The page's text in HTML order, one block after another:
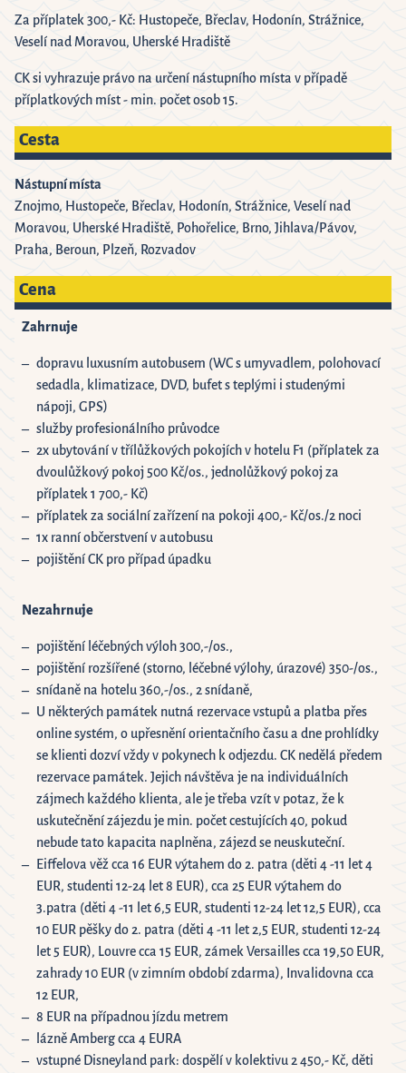
Za příplatek 300,- Kč: Hustopeče, Břeclav, Hodonín, Strážnice,
Veselí nad Moravou, Uherské Hradiště
CK si vyhrazuje právo na určení nástupního místa v případě
příplatkových míst - min. počet osob 15.
Cesta
Nástupní místa
Znojmo, Hustopeče, Břeclav, Hodonín, Strážnice, Veselí nad
Moravou, Uherské Hradiště, Pohořelice, Brno, Jihlava/Pávov,
Praha, Beroun, Plzeň, Rozvadov
Cena
Zahrnuje
dopravu luxusním autobusem (WC s umyvadlem, polohovací
sedadla, klimatizace, DVD, bufet s teplými i studenými
nápoji, GPS)
služby profesionálního průvodce
2x ubytování v třílůžkových pokojích v hotelu F1 (příplatek za
dvoulůžkový pokoj 500 Kč/os., jednolůžkový pokoj za
příplatek 1 700,- Kč)
příplatek za sociální zařízení na pokoji 400,- Kč/os./2 noci
1x ranní občerstvení v autobusu
pojištění CK pro případ úpadku
Nezahrnuje
pojištění léčebných výloh 300,-/os.,
pojištění rozšířené (storno, léčebné výlohy, úrazové) 350-/os.,
snídaně na hotelu 360,-/os., 2 snídaně,
U některých památek nutná rezervace vstupů a platba přes
online systém, o upřesnění orientačního času a dne prohlídky
se klienti dozví vždy v pokynech k odjezdu. CK nedělá předem
rezervace památek. Jejich návštěva je na individuálních
zájmech každého klienta, ale je třeba vzít v potaz, že k
uskutečnění zájezdu je min. počet cestujících 40, pokud
nebude tato kapacita naplněna, zájezd se neuskuteční.
Eiffelova věž cca 16 EUR výtahem do 2. patra (děti 4 -11 let 4
EUR, studenti 12-24 let 8 EUR), cca 25 EUR výtahem do
3.patra (děti 4 -11 let 6,5 EUR, studenti 12-24 let 12,5 EUR), cca
10 EUR pěšky do 2. patra (děti 4 -11 let 2,5 EUR, studenti 12-24
let 5 EUR), Louvre cca 15 EUR, zámek Versailles cca 19,50 EUR,
zahrady 10 EUR (v zimním období zdarma), Invalidovna cca
12 EUR,
8 EUR na případnou jízdu metrem
lázně Amberg cca 4 EURA
vstupné Disneyland park: dospělí v kolektivu 2 450,- Kč, děti